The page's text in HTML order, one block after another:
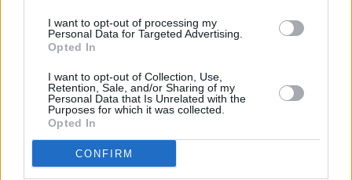
I want to opt-out of processing my
Personal Data for Targeted Advertising.
Opted In
I want to opt-out of Collection, Use,
Retention, Sale, and/or Sharing of my
Personal Data that Is Unrelated with the
Purposes for which it was collected.
Opted In
CONFIRM
Steirische Bärlauchsuppe
Leicht
Kaspressknödelsuppe
Mittel
Knoblauchsuppe